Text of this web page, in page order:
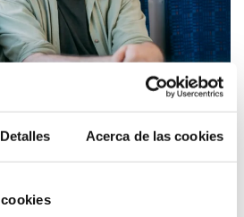
Detalles Acerca de las cookies
de Dénia está situada en